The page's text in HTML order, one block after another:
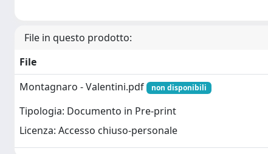
File in questo prodotto:
File
Montagnaro - Valentini.pdf
non disponibili
Tipologia: Documento in Pre-print
Licenza: Accesso chiuso-personale